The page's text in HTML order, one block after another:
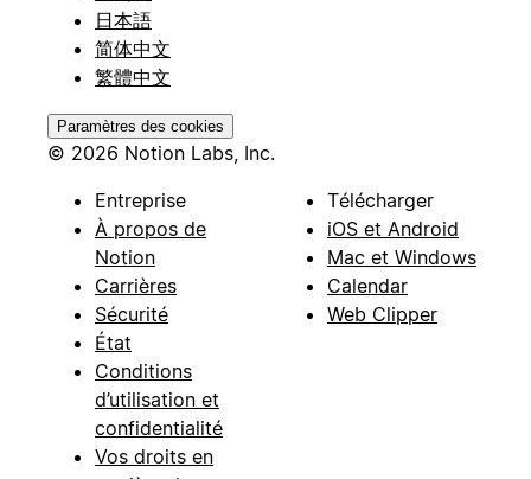
日本語
简体中文
繁體中文
Paramètres des cookies
© 2026 Notion Labs, Inc.
Entreprise
À propos de
Notion
Carrières
Sécurité
État
Conditions
d’utilisation et
confidentialité
Vos droits en
Télécharger
iOS et Android
Mac et Windows
Calendar
Web Clipper